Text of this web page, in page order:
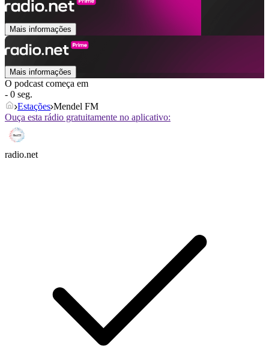
Mais informações
Mais informações
O podcast começa em
- 0 seg.
Estações Mendel FM
Ouça esta rádio gratuitamente no aplicativo:
radio.net